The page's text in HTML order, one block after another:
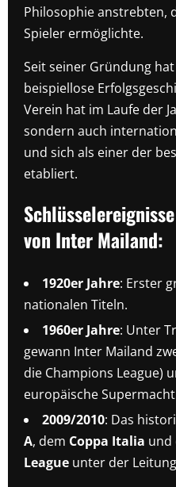
Philosophie anstrebten,
Spieler ermöglichte.
Seit seiner Gründung
beispiellose
Verein hat im Laufe der
sondern auch
und sich als einer der
etabliert.
von Inter Mailand:
1920er Jahre: Erster
nationalen Titeln.
1960er Jahre: Unter
gewann Inter Mailand
die Champions League)
europäische
2009/2010: Das
A, dem Coppa Italia und
League unter der